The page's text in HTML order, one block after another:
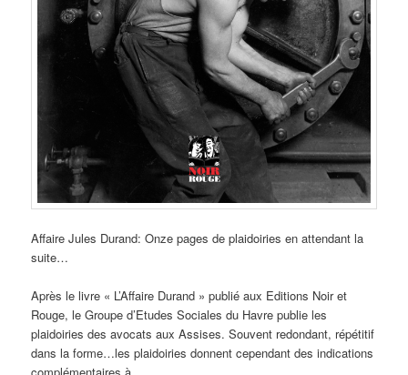
Affaire Jules Durand: Onze pages de plaidoiries en attendant la
suite…
Après le livre « L’Affaire Durand » publié aux Editions Noir et
Rouge, le Groupe d’Etudes Sociales du Havre publie les
plaidoiries des avocats aux Assises. Souvent redondant, répétitif
dans la forme…les plaidoiries donnent cependant des indications